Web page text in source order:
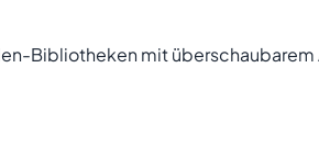
Bibliotheken mit